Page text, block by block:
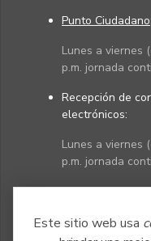
Este sitio web usa
Punto Ciudadano:
Lunes a viernes
p.m. jornada
Recepción de
electrónicos:
Lunes a viernes
p.m. jornada